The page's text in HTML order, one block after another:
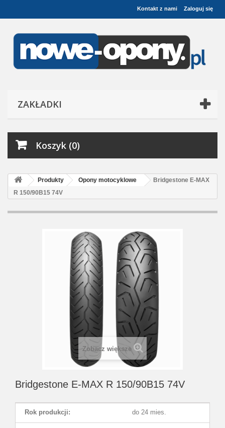
Zaloguj się
Kontakt z nami
ZAKŁADKI
Koszyk (0)
Produkty Opony motocyklowe
Bridgestone E-MAX
R 150/90B15 74V
Zobacz większe
Bridgestone E-MAX R 150/90B15 74V
Rok produkcji: do 24 mies.